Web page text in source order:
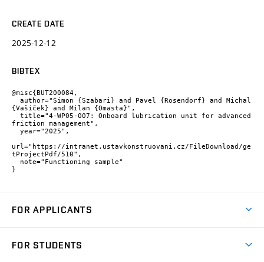
CREATE DATE
2025-12-12
BIBTEX
@misc{BUT200084,
{Vašíček} and Milan {Omasta}",
friction management",
url="https://intranet.ustavkonstruovani.cz/FileDownload/ge
tProjectPdf/510",
}
FOR APPLICANTS
FOR STUDENTS